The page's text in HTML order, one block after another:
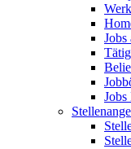
Jobs
Jobs